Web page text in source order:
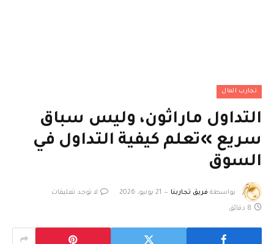
تجارب المال
التداول ماراثون، وليس سباق
سريع »تعلم كيفية التداول في
السوق
بواسطة فريق تجاربنا 21 يونيو، 2026 لا توجد تعليقات
8 دقائق